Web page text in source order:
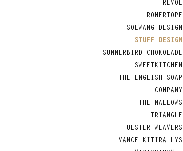
REVOL
RÖMERTOPF
SOLWANG DESIGN
STUFF DESIGN
SUMMERBIRD CHOKOLADE
SWEETKITCHEN
THE ENGLISH SOAP
COMPANY
THE MALLOWS
TRIANGLE
ULSTER WEAVERS
VANCE KITIRA LYS